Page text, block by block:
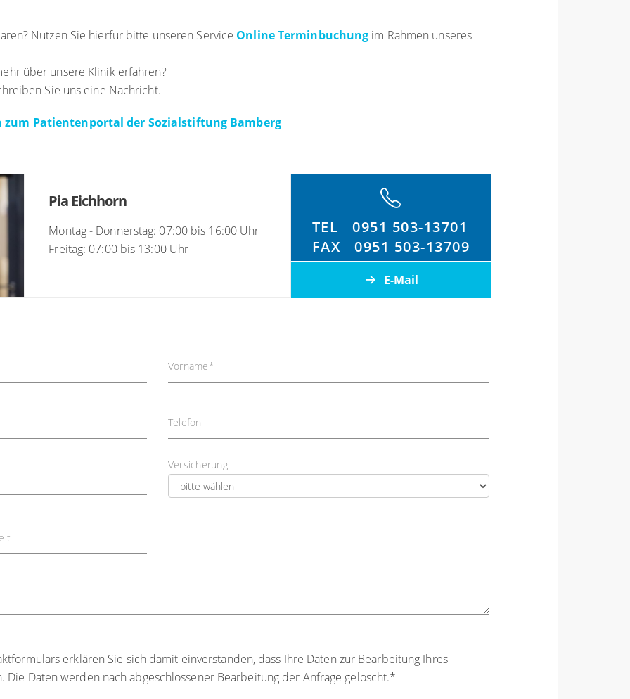
Nutzen Sie hierfür bitte unseren Service Online Terminbuchung im Rahmen unseres
über unsere Klinik erfahren?
Sie uns eine Nachricht.
Patientenportal der Sozialstiftung Bamberg
Pia Eichhorn
Montag - Donnerstag: 07:00 bis 16:00 Uhr
Freitag: 07:00 bis 13:00 Uhr
TEL
0951 503-13701
FAX
0951 503-13709
E-Mail
Vorname*
Telefon
Versicherung
erklären Sie sich damit einverstanden, dass Ihre Daten zur Bearbeitung Ihres
Daten werden nach abgeschlossener Bearbeitung der Anfrage gelöscht.*